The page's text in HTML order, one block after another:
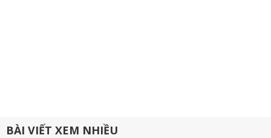
BÀI VIẾT XEM NHIỀU